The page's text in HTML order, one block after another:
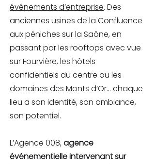
événements d’entreprise. Des
anciennes usines de la Confluence
aux péniches sur la Saône, en
passant par les rooftops avec vue
sur Fourvière, les hôtels
confidentiels du centre ou les
domaines des Monts d’Or… chaque
lieu a son identité, son ambiance,
son potentiel.
L’Agence 008, agence
événementielle intervenant sur